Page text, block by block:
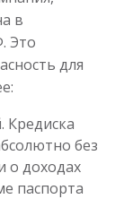
50 000
дня
в
Это
для
Кредиска
без
о доходах
паспорта